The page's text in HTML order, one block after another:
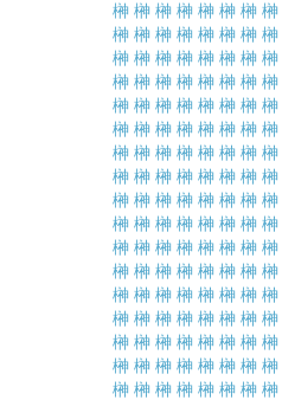
榊 榊 榊 榊 榊 榊 榊
榊 榊 榊 榊 榊 榊 榊
榊 榊 榊 榊 榊 榊 榊
榊 榊 榊 榊 榊 榊 榊
榊 榊 榊 榊 榊 榊 榊
榊 榊 榊 榊 榊 榊 榊
榊 榊 榊 榊 榊 榊 榊
榊 榊 榊 榊 榊 榊 榊
榊 榊 榊 榊 榊 榊 榊
榊 榊 榊 榊 榊 榊 榊
榊 榊 榊 榊 榊 榊 榊
榊 榊 榊 榊 榊 榊 榊
榊 榊 榊 榊 榊 榊 榊
榊 榊 榊 榊 榊 榊 榊
榊 榊 榊 榊 榊 榊 榊
榊 榊 榊 榊 榊 榊 榊
榊 榊 榊 榊 榊 榊 榊 榊